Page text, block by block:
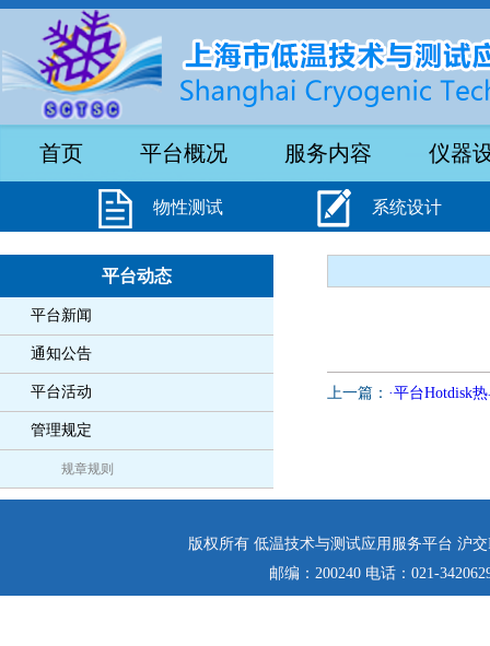
首页 平台概况 服务内容 仪器
物性测试 系统设计
平台动态
平台新闻
通知公告
平台活动
管理规定
规章规则
上一篇： ·平台Hotdisk
版权所有 低温技术与测试应用服务平台 沪
邮编：200240 电话：021-